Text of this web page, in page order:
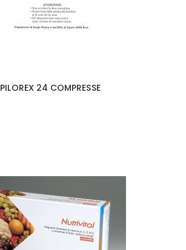
PILOREX 24 COMPRESSE